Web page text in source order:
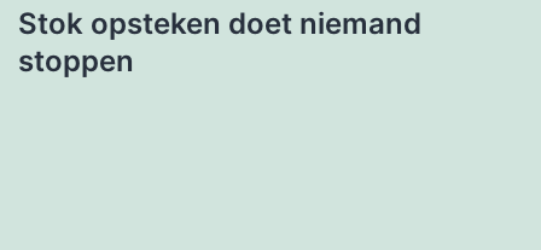
Stok opsteken doet niemand
stoppen